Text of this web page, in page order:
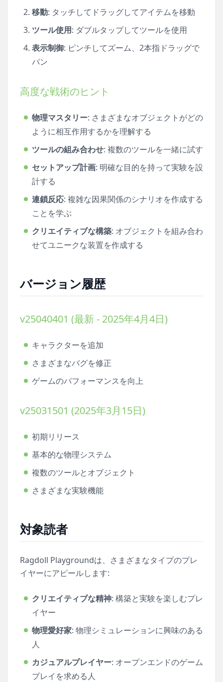
移動: タッチしてドラッグしてアイテムを移動
ツール使用: ダブルタップしてツールを使用
表示制御: ピンチしてズーム、2本指ドラッグで
パン
高度な戦術のヒント
物理マスタリー: さまざまなオブジェクトがどの
ように相互作用するかを理解する
ツールの組み合わせ: 複数のツールを一緒に試す
セットアップ計画: 明確な目的を持って実験を設
計する
連鎖反応: 複雑な因果関係のシナリオを作成する
ことを学ぶ
クリエイティブな構築: オブジェクトを組み合わ
せてユニークな装置を作成する
バージョン履歴
v25040401 (最新 - 2025年4月4日)
キャラクターを追加
さまざまなバグを修正
ゲームのパフォーマンスを向上
v25031501 (2025年3月15日)
初期リリース
基本的な物理システム
複数のツールとオブジェクト
さまざまな実験機能
対象読者
Ragdoll Playgroundは、さまざまなタイプのプレ
イヤーにアピールします:
クリエイティブな精神: 構築と実験を楽しむプレ
イヤー
物理愛好家: 物理シミュレーションに興味のある
人
カジュアルプレイヤー: オープンエンドのゲーム
プレイを求める人